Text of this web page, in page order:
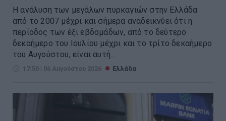
Η ανάλυση των μεγάλων πυρκαγιών στην Ελλάδα
από το 2007 μέχρι και σήμερα αναδεικνύει ότι η
περίοδος των έξι εβδομάδων, από το δεύτερο
δεκαήμερο του Ιουλίου μέχρι και το τρίτο δεκαήμερο
του Αυγούστου, είναι αυτή...
17:50 | 06 Αυγούστου 2026 Ελλάδα